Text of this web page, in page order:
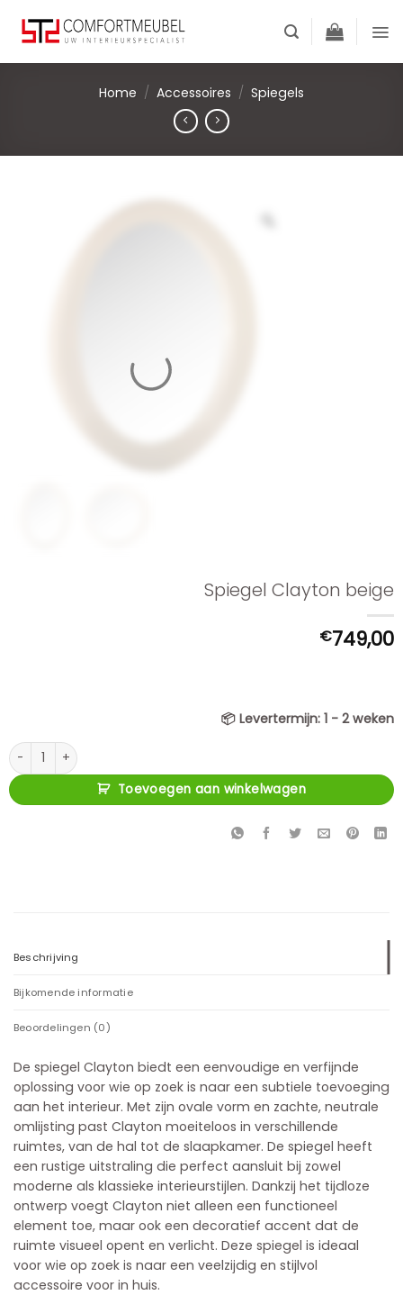
content
Home / Accessoires / Spiegels
Spiegel Clayton beige
€749,00
📦 Levertermijn: 1 - 2 weken
Spiegel Clayton beige aantal
Toevoegen aan winkelwagen
Beschrijving
Bijkomende informatie
Beoordelingen (0)
De spiegel Clayton biedt een eenvoudige en verfijnde
oplossing voor wie op zoek is naar een subtiele toevoeging
aan het interieur. Met zijn ovale vorm en zachte, neutrale
omlijsting past Clayton moeiteloos in verschillende
ruimtes, van de hal tot de slaapkamer. De spiegel heeft
een rustige uitstraling die perfect aansluit bij zowel
moderne als klassieke interieurstijlen. Dankzij het tijdloze
ontwerp voegt Clayton niet alleen een functioneel
element toe, maar ook een decoratief accent dat de
ruimte visueel opent en verlicht. Deze spiegel is ideaal
voor wie op zoek is naar een veelzijdig en stijlvol
accessoire voor in huis.